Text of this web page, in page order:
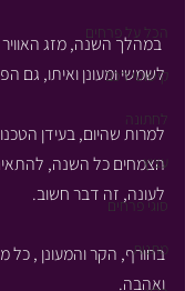
הכל על פרחים
קישוטי רכב
לחתונה
עציץ
סוגי פרחים
מתנות
במהלך השנה, מזג
לשמשי ומעונן ואיתו, גם
למרות שהיום, בעידן
הצמחים כל השנה,
לעונה, זה דבר חשוב.
בחורף, הקר והמעונן , כל
ואהבה.